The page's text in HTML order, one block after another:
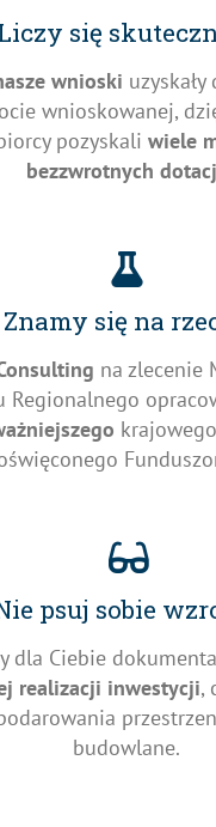
się
wnioski
wnioskowanej,
pozyskali wiele
bezzwrotnych
Znamy się na
na zlecenie
Regionalnego
psuj sobie
dla Ciebie
realizacji inwestycji,
budowlane.